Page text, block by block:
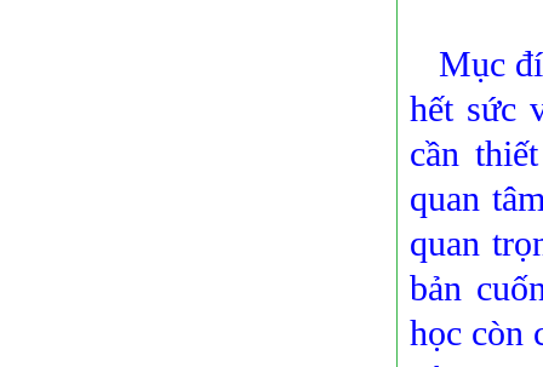
Mục
hết sức
cần
quan
quan
bản
học còn